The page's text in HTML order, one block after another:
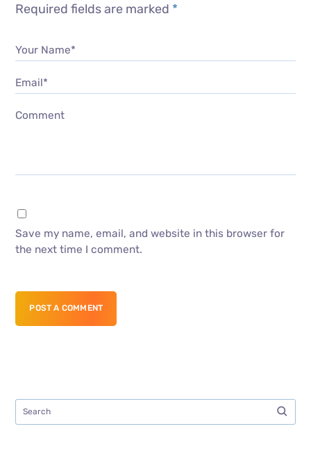
Required fields are marked *
Your Name*
Email*
Comment
Save my name, email, and website in this browser for
the next time I comment.
POST A COMMENT